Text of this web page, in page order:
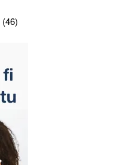
(46)